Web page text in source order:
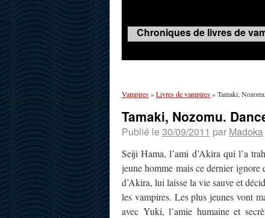
Chroniques de livres de
Vampires»Livres de vampires»Tamaki,
Tamaki, Nozomu.
Publié le 30/09/2011 par Madoka
Seiji Hama, l’ami d’Akira qui l’a
jeune homme mais ce dernier
d’Akira, lui laisse la vie sauve et
les vampires. Les plus jeunes vont
avec Yuki, l’amie humaine et